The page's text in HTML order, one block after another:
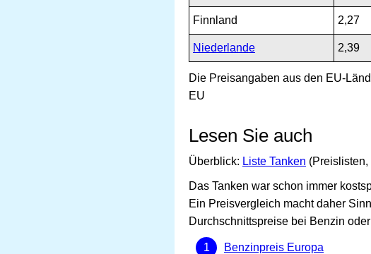
Finnland 2,27
Niederlande 2,39
Die Preisangaben aus den EU-
EU
Lesen Sie auch
Überblick: Liste Tanken (Preislisten,
Das Tanken war schon immer
Ein Preisvergleich macht daher
Durchschnittspreise bei Benzin
Benzinpreis Europa